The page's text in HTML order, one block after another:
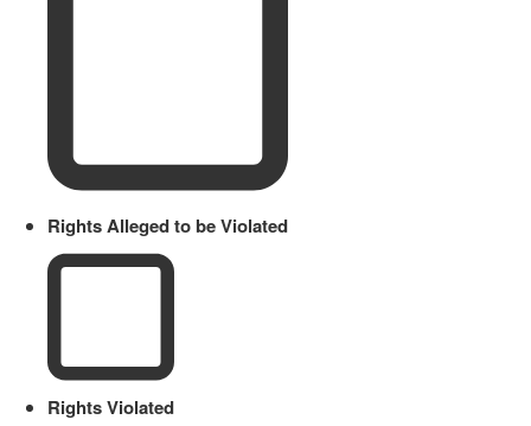
Rights Alleged to be Violated
Rights Violated